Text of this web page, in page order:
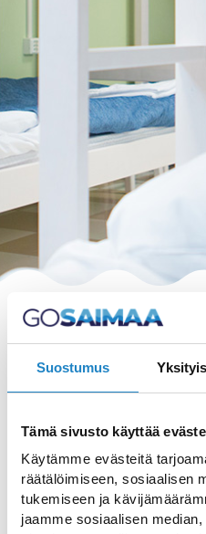
Suostumus
Tämä sivusto käyttää
Käytämme evästeitä
räätälöimiseen, sosiaalisen
tukemiseen ja
jaamme sosiaalisen
HAKU